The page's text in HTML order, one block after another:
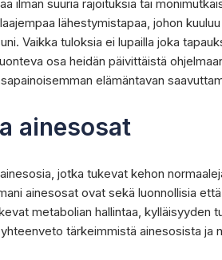
ilman suuria rajoituksia tai
lähestymistapaa, johon
Vaikka tuloksia ei lupailla joka
osa heidän päivittäistä
elämäntavan
ainesosat
jotka tukevat kehon
ainesosat ovat sekä luonnollisia
metabolian hallintaa, kylläisyyden
tärkeimmistä ainesosista ja